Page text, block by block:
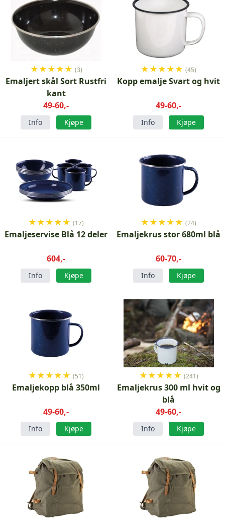
★★★★★ (3)
Emaljert skål Sort Rustfri
kant
49-60,-
Info Kjøpe
★★★★★ (45)
Kopp emalje Svart og hvit
49-60,-
Info Kjøpe
★★★★★ (17)
Emaljeservise Blå 12 deler
604,-
Info Kjøpe
★★★★★ (24)
Emaljekrus stor 680ml blå
60-70,-
Info Kjøpe
★★★★★ (51)
Emaljekopp blå 350ml
49-60,-
Info Kjøpe
★★★★★ (241)
Emaljekrus 300 ml hvit og
blå
49-60,-
Info Kjøpe